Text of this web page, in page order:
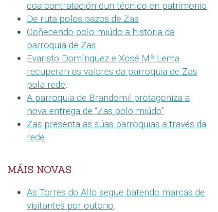
coa contratación dun técnico en patrimonio.
De ruta polos pazos de Zas
Coñecendo polo miúdo a historia da
parroquia de Zas.
Evaristo Domínguez e Xosé Mª Lema
recuperan os valores da parroquia de Zas
pola rede.
A parroquia de Brandomil protagoniza a
nova entrega de “Zas polo miúdo”.
Zas presenta as súas parroquias a través da
rede
MÁIS NOVAS
As Torres do Allo segue batendo marcas de
visitantes por outono.